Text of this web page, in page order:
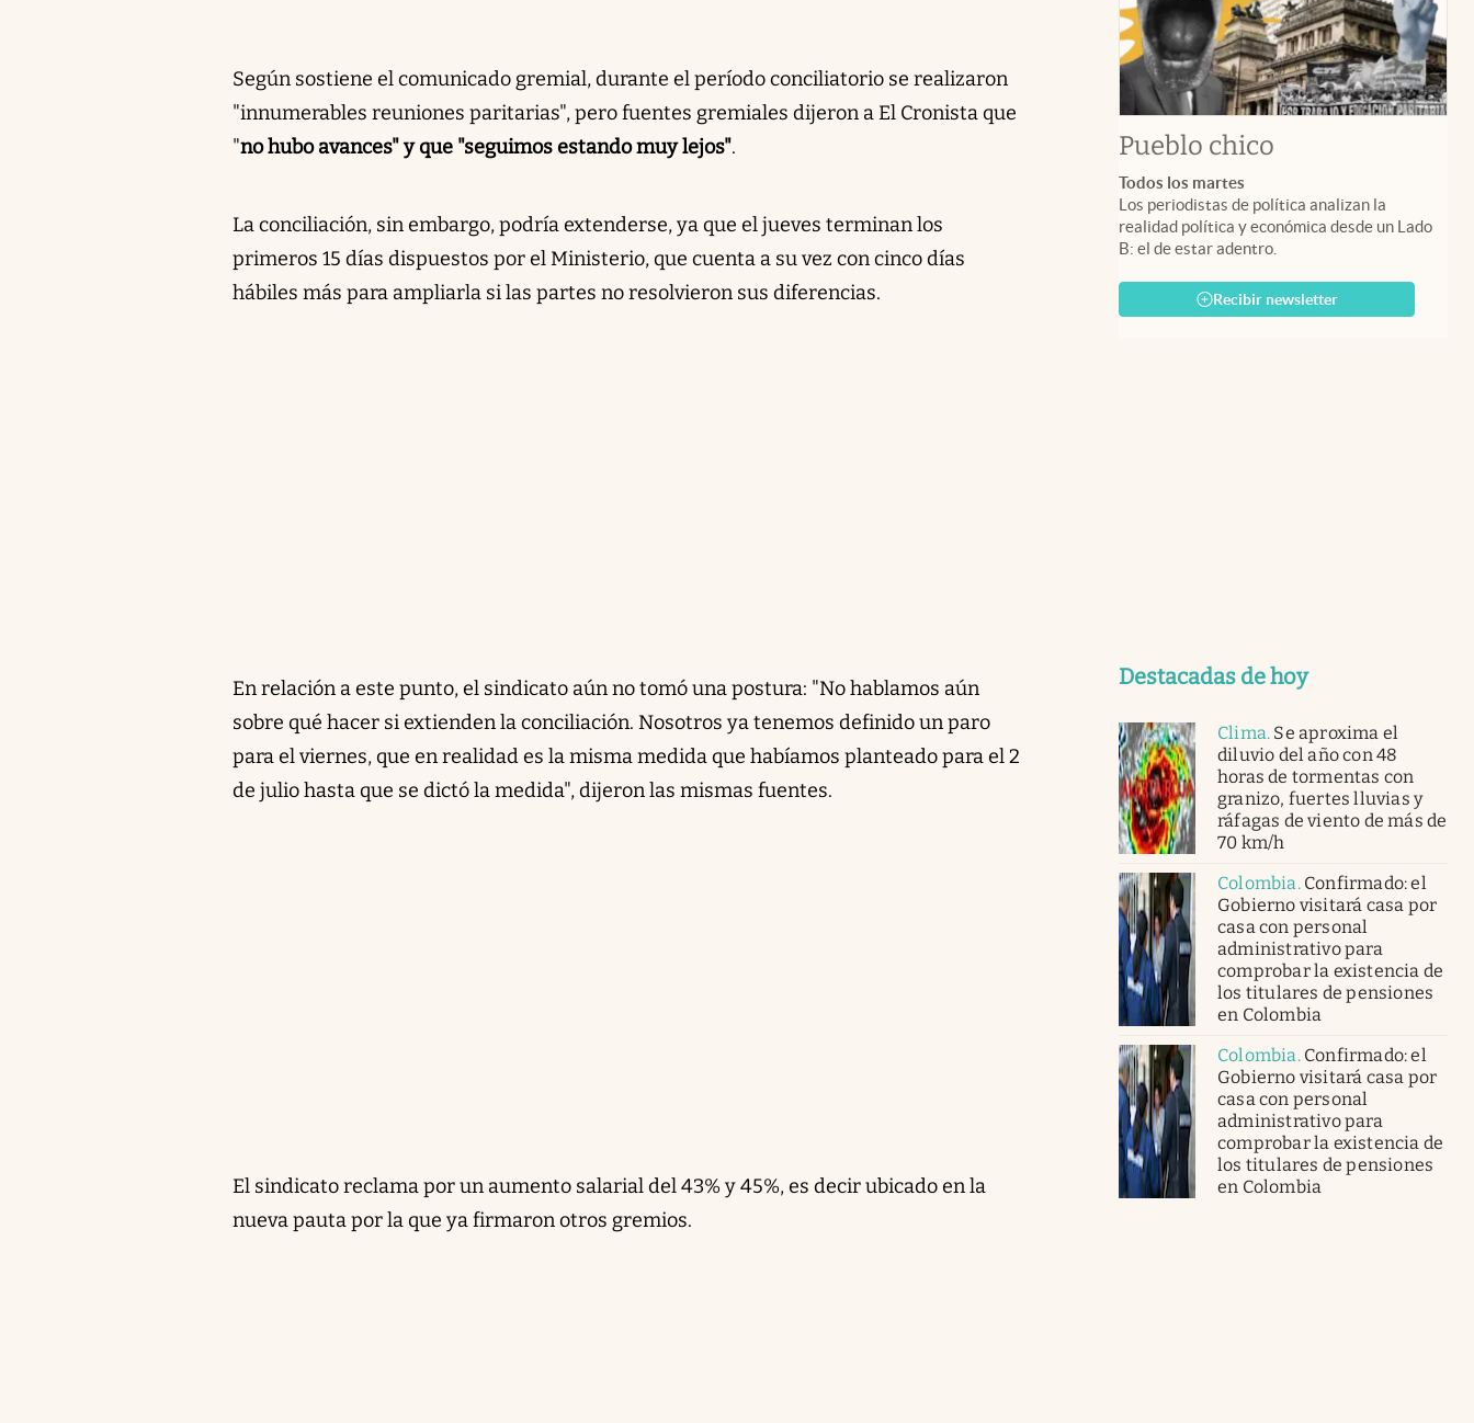
Según sostiene el comunicado gremial, durante el período conciliatorio se realizaron
"innumerables reuniones paritarias", pero fuentes gremiales dijeron a El Cronista que
"no hubo avances" y que "seguimos estando muy lejos".
La conciliación, sin embargo, podría extenderse, ya que el jueves terminan los
primeros 15 días dispuestos por el Ministerio, que cuenta a su vez con cinco días
hábiles más para ampliarla si las partes no resolvieron sus diferencias.
En relación a este punto, el sindicato aún no tomó una postura: "No hablamos aún
sobre qué hacer si extienden la conciliación. Nosotros ya tenemos definido un paro
para el viernes, que en realidad es la misma medida que habíamos planteado para el 2
de julio hasta que se dictó la medida", dijeron las mismas fuentes.
El sindicato reclama por un aumento salarial del 43% y 45%, es decir ubicado en la
nueva pauta por la que ya firmaron otros gremios.
Pueblo chico
Todos los martes
Los periodistas de política analizan la
realidad política y económica desde un Lado
B: el de estar adentro.
Recibir newsletter
Destacadas de hoy
Clima. Se aproxima el
diluvio del año con 48
horas de tormentas con
granizo, fuertes lluvias y
ráfagas de viento de más de
70 km/h
Colombia. Confirmado: el
Gobierno visitará casa por
casa con personal
administrativo para
comprobar la existencia de
los titulares de pensiones
en Colombia
Colombia. Confirmado: el
Gobierno visitará casa por
casa con personal
administrativo para
comprobar la existencia de
los titulares de pensiones
en Colombia